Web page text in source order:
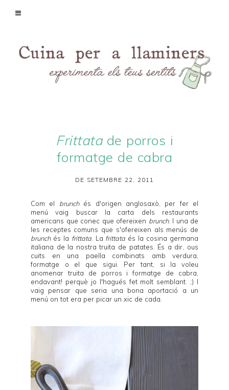
Frittatade porros i
formatge de cabra
DE SETEMBRE 22, 2011
Com el brunchés d'origen anglosaxò, per fer el
menú vaig buscar la carta dels restaurants
americans que conec que ofereixen brunch. I una de
les receptes comuns que s'ofereixen als menús de
brunchés la frittata. La frittata és la cosina germana
italiana de la nostra truita de patates. És a dir, ous
cuits en una paella combinats amb verdura,
formatge o el que sigui. Per tant, si la voleu
anomenar truita de porros i formatge de cabra,
endavant! perquè jo l'hagués fet molt semblant. ;) I
vaig pensar que seria una bona aportació a un
menú on tot era per picar un xic de cada.